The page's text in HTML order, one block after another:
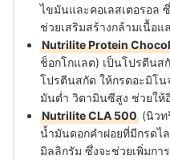
ไขมันและคอเลสเตอรอล
ช่วยเสริมสร้างกล้ามเนื้อแ
Nutrilite Protein
ช็อกโกแลต) เป็นโปรตีนส
โปรตีนสกัด ให้กรดอะมิโน
มันต่ำ วิตามินซีสูง ช่วยให้
Nutrilite CLA 500 (นิวท
น้ำมันดอกคำฝอยที่มีกรดไ
มิลลิกรัม ซึ่งจะช่วยเพิ่มกา